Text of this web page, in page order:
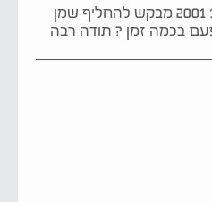
ברשותי ניסן פרפקט 1800 2001 מבקש להחליף שמן
בכמה זמן ? תודה רבה